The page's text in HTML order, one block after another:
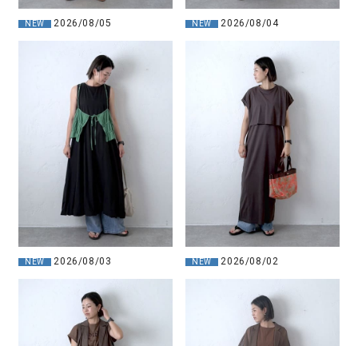
NEW 2026/08/05 NEW 2026/08/04
NEW 2026/08/03 NEW 2026/08/02